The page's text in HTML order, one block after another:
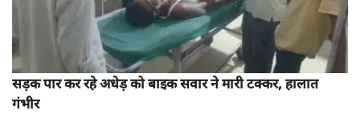
सड़क पार कर रहे अधेड़ को बाइक सवार ने मारी टक्कर, हालात
गंभीर